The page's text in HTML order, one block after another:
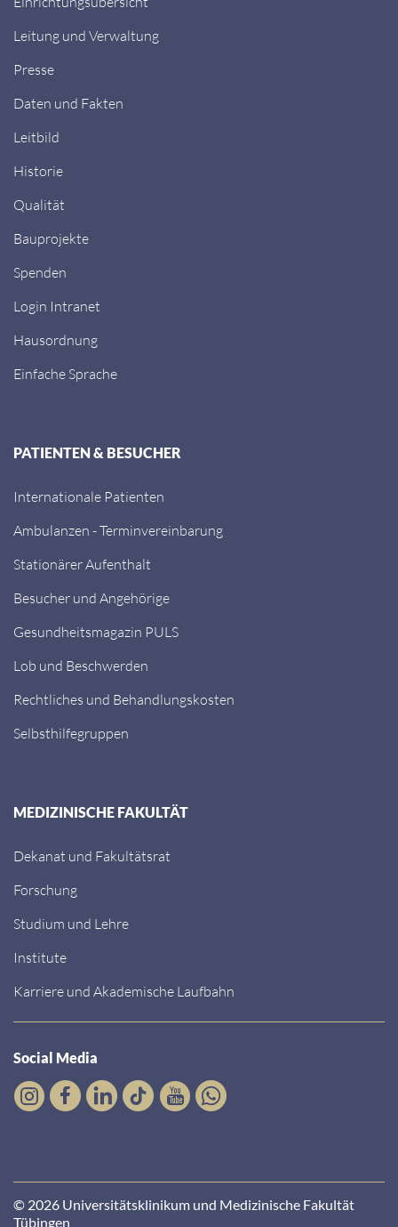
Leitung und Verwaltung
Presse
Daten und Fakten
Leitbild
Historie
Qualität
Bauprojekte
Spenden
Login Intranet
Hausordnung
Einfache Sprache
PATIENTEN & BESUCHER
Internationale Patienten
Ambulanzen - Terminvereinbarung
Stationärer Aufenthalt
Besucher und Angehörige
Gesundheitsmagazin PULS
Lob und Beschwerden
Rechtliches und Behandlungskosten
Selbsthilfegruppen
MEDIZINISCHE FAKULTÄT
Dekanat und Fakultätsrat
Forschung
Studium und Lehre
Institute
Karriere und Akademische Laufbahn
Social Media
© 2026 Universitätsklinikum und Medizinische Fakultät
Tübingen